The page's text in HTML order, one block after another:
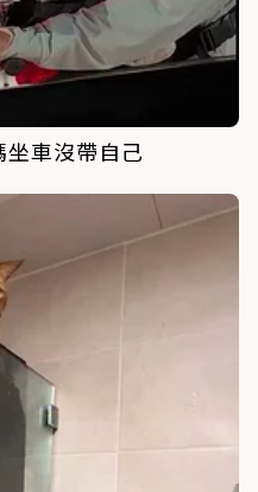
車沒帶自己